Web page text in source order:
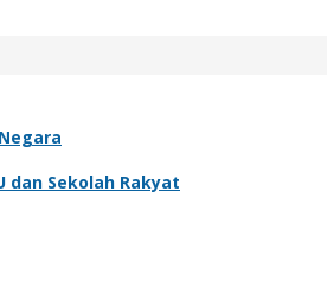
dan Sekolah Rakyat